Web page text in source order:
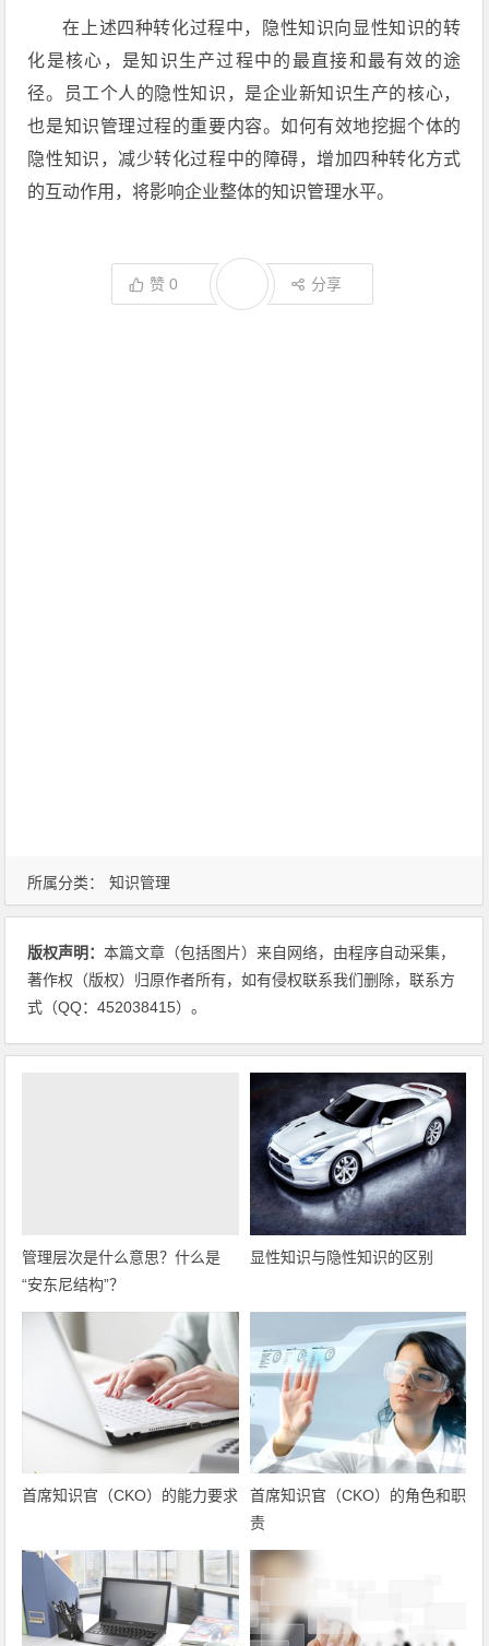
在上述四种转化过程中，隐性知识向显性知识的转
化是核心，是知识生产过程中的最直接和最有效的途
径。员工个人的隐性知识，是企业新知识生产的核心，
也是知识管理过程的重要内容。如何有效地挖掘个体的
隐性知识，减少转化过程中的障碍，增加四种转化方式
的互动作用，将影响企业整体的知识管理水平。
赞0 分享
所属分类： 知识管理
版权声明：本篇文章（包括图片）来自网络，由程序自动采集，
著作权（版权）归原作者所有，如有侵权联系我们删除，联系方
式（QQ：452038415）。
管理层次是什么意思？什么是
“安东尼结构”？
显性知识与隐性知识的区别
首席知识官（CKO）的能力要求
首席知识官（CKO）的角色和职
责